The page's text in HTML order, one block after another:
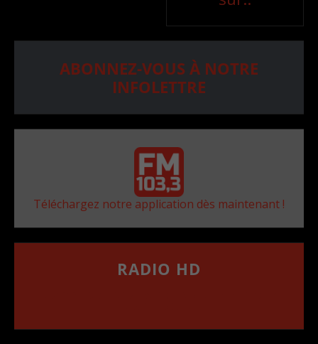
ABONNEZ-VOUS À NOTRE
INFOLETTRE
Téléchargez notre application dès maintenant !
RADIO HD